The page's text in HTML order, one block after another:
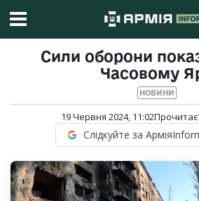
Сили оборони
Часовому
НОВИНИ
19 Червня 2024, 11:02
Слідкуйте за